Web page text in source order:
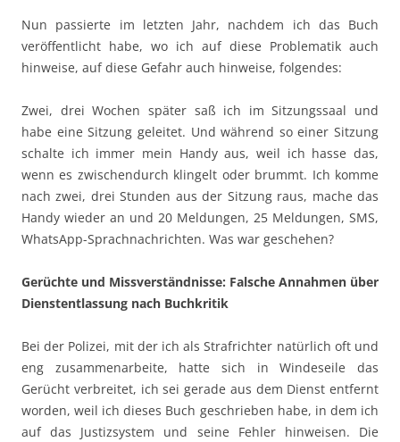
Nun passierte im letzten Jahr, nachdem ich das Buch
veröffentlicht habe, wo ich auf diese Problematik auch
hinweise, auf diese Gefahr auch hinweise, folgendes:
Zwei, drei Wochen später saß ich im Sitzungssaal und
habe eine Sitzung geleitet. Und während so einer Sitzung
schalte ich immer mein Handy aus, weil ich hasse das,
wenn es zwischendurch klingelt oder brummt. Ich komme
nach zwei, drei Stunden aus der Sitzung raus, mache das
Handy wieder an und 20 Meldungen, 25 Meldungen, SMS,
WhatsApp-Sprachnachrichten. Was war geschehen?
Gerüchte und Missverständnisse: Falsche Annahmen über
Dienstentlassung nach Buchkritik
Bei der Polizei, mit der ich als Strafrichter natürlich oft und
eng zusammenarbeite, hatte sich in Windeseile das
Gerücht verbreitet, ich sei gerade aus dem Dienst entfernt
worden, weil ich dieses Buch geschrieben habe, in dem ich
auf das Justizsystem und seine Fehler hinweisen. Die